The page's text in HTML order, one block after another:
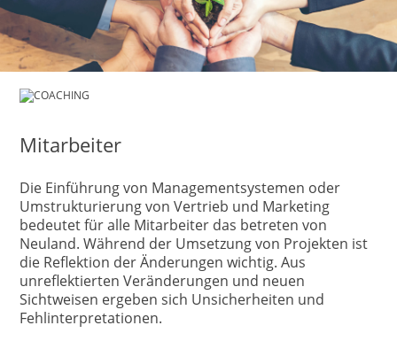
COACHING
Mitarbeiter
Die Einführung von Managementsystemen oder
Umstrukturierung von Vertrieb und Marketing
bedeutet für alle Mitarbeiter das betreten von
Neuland. Während der Umsetzung von Projekten ist
die Reflektion der Änderungen wichtig. Aus
unreflektierten Veränderungen und neuen
Sichtweisen ergeben sich Unsicherheiten und
Fehlinterpretationen.